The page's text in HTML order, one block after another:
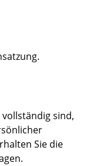
sind,
Sie die